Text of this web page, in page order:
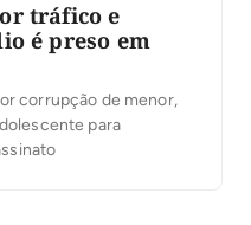
tráfico e
é preso em
corrupção de menor,
para